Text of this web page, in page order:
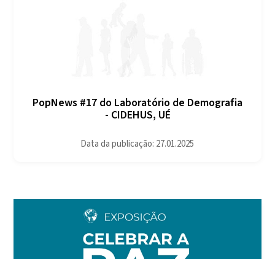
PopNews #17 do Laboratório de Demografia
- CIDEHUS, UÉ
Data da publicação: 27.01.2025